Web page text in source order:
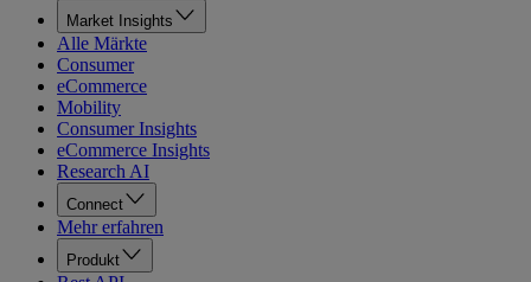
Market Insights
Alle Märkte
Consumer
eCommerce
Mobility
Consumer Insights
eCommerce Insights
Research AI
Connect
Mehr erfahren
Produkt